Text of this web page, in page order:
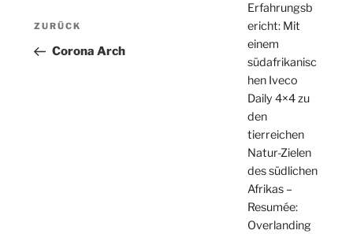
Beitragsnavigation
Vorheriger
Beitrag
ZURÜCK
Corona Arch
Erfahrungsb
ericht: Mit
einem
südafrikanisc
hen Iveco
Daily 4×4 zu
den
tierreichen
Natur-Zielen
des südlichen
Afrikas –
Resumée:
Overlanding